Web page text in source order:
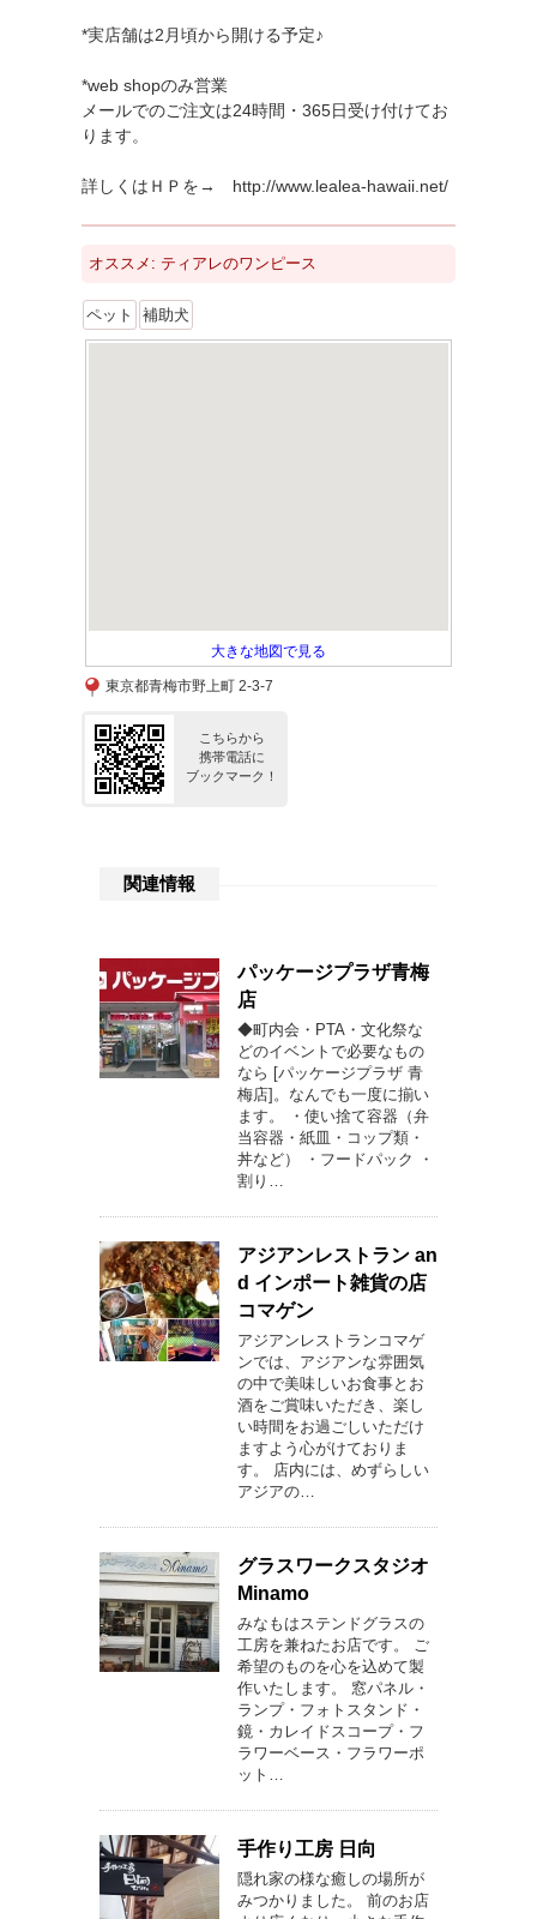
*実店舗は2月頃から開ける予定♪
*web shopのみ営業
メールでのご注文は24時間・365日受け付けてお
ります。
詳しくはＨＰを→ http://www.lealea-hawaii.net/
オススメ: ティアレのワンピース
ペット 補助犬
大きな地図で見る
東京都青梅市野上町 2-3-7
こちらから
携帯電話に
ブックマーク！
関連情報
パッケージプラザ青梅
店
◆町内会・PTA・文化祭な
どのイベントで必要なもの
なら [パッケージプラザ 青
梅店]。なんでも一度に揃い
ます。 ・使い捨て容器（弁
当容器・紙皿・コップ類・
丼など） ・フードパック ・
割り…
アジアンレストラン an
d インポート雑貨の店
コマゲン
アジアンレストランコマゲ
ンでは、アジアンな雰囲気
の中で美味しいお食事とお
酒をご賞味いただき、楽し
い時間をお過ごしいただけ
ますよう心がけておりま
す。 店内には、めずらしい
アジアの…
グラスワークスタジオ
Minamo
みなもはステンドグラスの
工房を兼ねたお店です。 ご
希望のものを心を込めて製
作いたします。 窓パネル・
ランプ・フォトスタンド・
鏡・カレイドスコープ・フ
ラワーベース・フラワーポ
ット…
手作り工房 日向
隠れ家の様な癒しの場所が
みつかりました。 前のお店